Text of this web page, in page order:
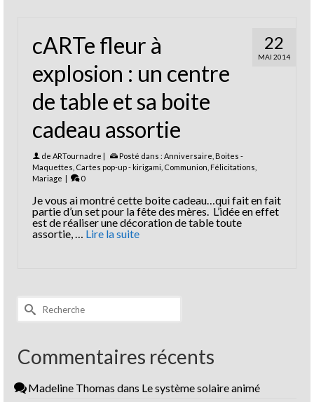
22
MAI 2014
cARTe fleur à
explosion : un centre
de table et sa boite
cadeau assortie
de ARTournadre | Posté dans : Anniversaire Boites -
Maquettes Cartes pop-up - kirigami Communion Félicitations
Mariage | 0
Je vous ai montré cette boite cadeau…qui fait en fait
partie d’un set pour la fête des mères. L’idée en effet
est de réaliser une décoration de table toute
assortie, … Lire la suite
Rechercher :
Commentaires récents
Madeline Thomas dans Le système solaire animé